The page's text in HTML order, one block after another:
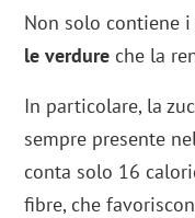
Non solo contiene
le verdure che la
In particolare, la
sempre presente
conta solo 16
fibre, che